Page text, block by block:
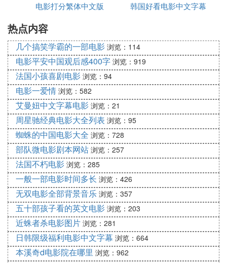
起生活，虽没有谈上恋爱，然而就像兄妹、就像知
己，互相扶持着…
渐渐，二人有了爱意，而且双方都是单身，其实绝对
有牵手同行的权利。
但是日东为人拘执，不想做出后悔的事情，多次避退
丽娜的暗示…丽娜渐渐知道，恋爱不必冲动，喜欢日
东不代表要和他成双成对的。
丽娜搬走了，重新交往，认识新朋友。
日东没有说出来，他早已为了避开丽娜而申请公司的
调配，调到广州白云机场工作，虽然寂寞，总胜过爱
得冲动…
缘份安排之下，四个月后，丽娜重投事业，并到了广
州开会。会后，丽娜乘机往香港，就在机场柜位重遇
上日东。
几个月的思念牵挂…有抑压在心的话却没有激情爆
发。二人回复了好知己的闲话家常，渡过了动情的关
口，成为真正关心、寄托对方的一双好男好女。
爱得起，就是要懂得爱自己，不为一时浪漫激情而再
次伤痛。
费观看
电影打分繁体中文版
韩国好看电影中文字幕
热点内容
几个搞笑学霸的一部电影 浏览：114
电影平安中国观后感400字 浏览：919
法国小孩喜剧电影 浏览：94
电影一爱情 浏览：582
艾曼妞中文字幕电影 浏览：21
周星驰经典电影大全列表 浏览：95
蜘蛛的中国电影大全 浏览：728
部队微电影剧本网站 浏览：257
法国不朽电影 浏览：285
一般一部电影时间多长 浏览：426
无双电影全部背景音乐 浏览：357
五十部孩子看的英文电影 浏览：203
近蛛者杀电影图片 浏览：281
日韩限级福利电影中文字幕 浏览：664
本溪奇d电影院在哪里 浏览：962